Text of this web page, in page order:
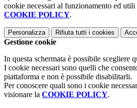
cookie necessari al funzionamento ed
COOKIE POLICY.
Personalizza Rifiuta tutti i cookies
Gestione cookie
In questa schermata è possibile scegliere
I cookie necessari sono quelli che
piattaforma e non è possibile disabilitarli.
Per conoscere quali sono i cookie
visionare la COOKIE POLICY.